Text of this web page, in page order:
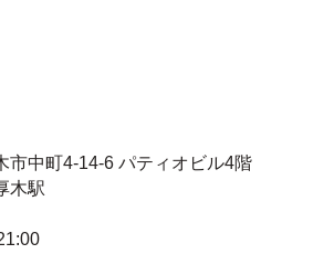
市中町4-14-6 パティオビル4階
木駅